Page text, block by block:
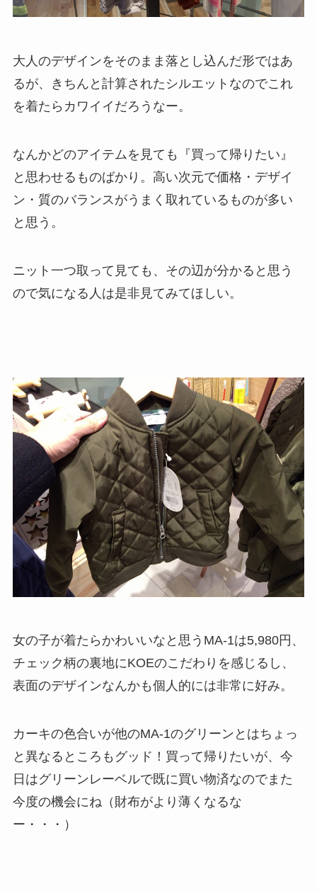
大人のデザインをそのまま落とし込んだ形ではあ
るが、きちんと計算されたシルエットなのでこれ
を着たらカワイイだろうなー。
なんかどのアイテムを見ても『買って帰りたい』
と思わせるものばかり。高い次元で価格・デザイ
ン・質のバランスがうまく取れているものが多い
と思う。
ニット一つ取って見ても、その辺が分かると思う
ので気になる人は是非見てみてほしい。
女の子が着たらかわいいなと思うMA‐1は5,980円、
チェック柄の裏地にKOEのこだわりを感じるし、
表面のデザインなんかも個人的には非常に好み。
カーキの色合いが他のMA-1のグリーンとはちょっ
と異なるところもグッド！買って帰りたいが、今
日はグリーンレーベルで既に買い物済なのでまた
今度の機会にね（財布がより薄くなるな
ー・・・）